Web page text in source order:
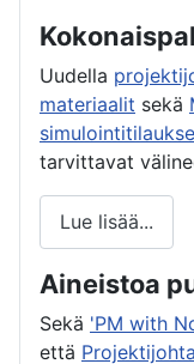
Uudella
materiaalit sekä
tarvittavat
Lue lisää...
Aineistoa
Sekä 'PM with
että